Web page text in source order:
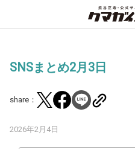
SNSまとめ2月3日
share：
2026年2月4日